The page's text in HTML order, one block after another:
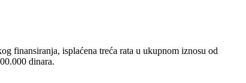
finansiranja, isplaćena treća rata u ukupnom iznosu od
dinara.